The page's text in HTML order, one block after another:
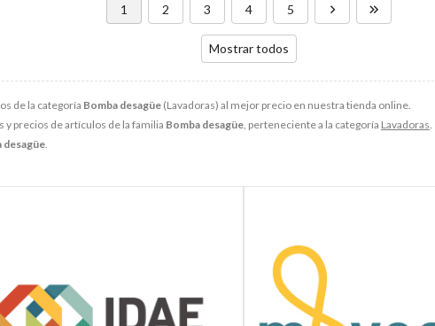
de la categoría Bomba desagüe (Lavadoras) al mejor precio en nuestra tienda online.
precios de artículos de la familia Bomba desagüe , perteneciente a la categoría Lavadoras
desagüe
1 2 3 4 5
Mostrar todos